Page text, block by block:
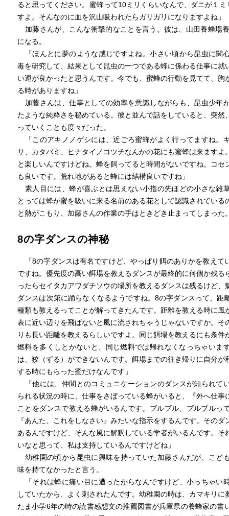
ると思ってください。蜜蜂って10ミリくらいなんで、ダニが１
すよ。そんなのに血を沢山吸われたらガリガリになりますよね」
加藤さんが、こんな衝撃的なことを言う。彼は、山田養蜂場
になる。
「ほんとに夢のような感じですよね。小さい頃から昆虫に関
毒を研究して、結果として昆虫の一つである蜂に係わる仕事に就
い運が良かったと思うんです。今でも、蜜蜂の行動を見てて、胸
る時がありますね」
加藤さんは、仕事としての効率を意識しながらも、昆虫少年
たような純粋さを秘めている。彼と並んで話をしていると、突然
っていくことも度々だった。
「このアキノノゲシには、近ごろ蜜蜂がよく行ってますね。
サ、カタバミ、ヒナタイノコツチなんかの花にも蜜蜂は来ますよ
と楽しいんですけどね。蜂を飼ってると時間がないですね。コセ
も良いです。荒れ地があると蜂には結構良いですね」
素人目には、蜂が喜ぶとは思えない小指の先ほどの小さな雑
とっては蜂が蜜を吸いに来る名前のある花として認識されている
と熱がこもり、加藤さんの作業の手はときどき止まってしまった
8の字ダンスの神秘
「8の字ダンスは有名ですけど、やっぱり餌のありかを教えて
ですね。優先度の高い餌場を教えるダンスが最終的に何個か残る
ったらセイタカアワダチソウの場所を教えるダンスは残るけど、
ダンスは次第に踊らなくなるようですね。8の字ダンスって、距
種類も教えるってことが解ってきたんです。距離を教える時に風
表に近い辺りを飛ばないと風に流されちゃうじゃないですか。そ
りも長い距離を教えるらしいですよ。同じ餌場を教えるにも条件
燃料を多くしとかないと、同じ燃料では帰れなくなっちゃいま
は、狡（ずる）ができないんです。餌場までの往き帰りに自分が
する時にもらった蜜だけなんです」
「他には、仲間とのコミュニケーションのダンスが知られて
られる状況の時に、仕事をさぼっている蜂がいると、『外へ仕事
ことをダンスで教える蜂がいるんです。ブルブル、ブルブルっ
『あんた、これをしなさい』みたいな指示をするんです。そのダ
あるんですけど、そんな風に解釈している学者がいるんです。そ
いなと思って、私は支持しているんですけどね」
幼稚園の頃から昆虫に興味を持っていた加藤さんだが、こど
味を持てなかったと言う。
「それは蜂に痛い目に遭ったからなんですけど、小っちゃい
していたから、よく刺されたんです。幼稚園の時は、カマキリに
たま小学6年の時の読書感想文の推薦図書が兵庫県の養蜂家の書